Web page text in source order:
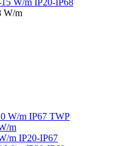
W/m
W/m IP67 TWP
m
m IP20-IP67